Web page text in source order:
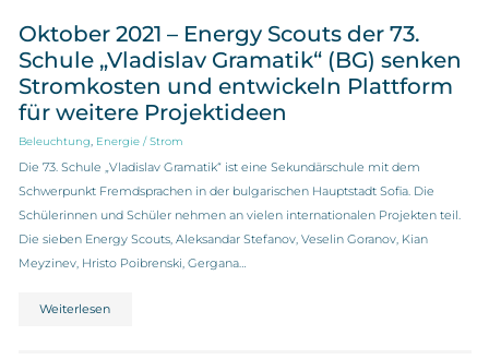
Oktober 2021 – Energy Scouts der 73.
Schule „Vladislav Gramatik“ (BG) senken
Stromkosten und entwickeln Plattform
für weitere Projektideen
Beleuchtung Energie / Strom
Die 73. Schule „Vladislav Gramatik“ ist eine Sekundärschule mit dem
Schwerpunkt Fremdsprachen in der bulgarischen Hauptstadt Sofia. Die
Schülerinnen und Schüler nehmen an vielen internationalen Projekten teil.
Die sieben Energy Scouts, Aleksandar Stefanov, Veselin Goranov, Kian
Meyzinev, Hristo Poibrenski, Gergana…
Weiterlesen